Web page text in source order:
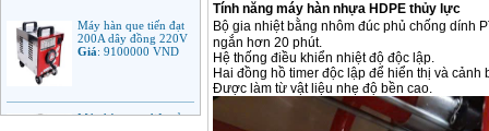
200A dây đồng 220V
Giá: 9100000VND
Máy hàn que điện tử
Jasic ARC 200 R04
Tính năng máy hàn nhựa HDPE thủy lực
Bộ gia nhiệt bằng nhôm đúc phủ chống dính
ngắn hơn 20 phút.
Hệ thống điều khiển nhiệt độ độc lập.
Hai đồng hồ timer độc lập để hiển thị và
Được làm từ vật liệu nhẹ độ bền cao.